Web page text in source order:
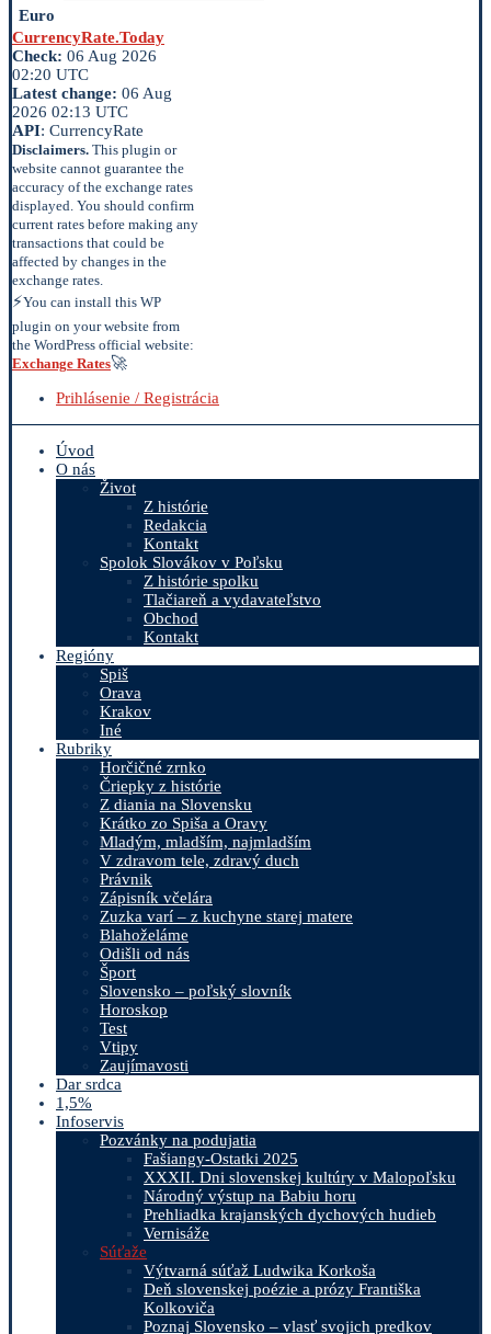
Euro
CurrencyRate.Today
Check: 06 Aug 2026
02:20 UTC
Latest change: 06 Aug
2026 02:13 UTC
API: CurrencyRate
Disclaimers. This plugin or
website cannot guarantee the
accuracy of the exchange rates
displayed. You should confirm
current rates before making any
transactions that could be
affected by changes in the
exchange rates.
⚡You can install this WP
plugin on your website from
the WordPress official website:
Exchange Rates🚀
Prihlásenie / Registrácia
Úvod
O nás
Život
Z histórie
Redakcia
Kontakt
Spolok Slovákov v Poľsku
Z histórie spolku
Tlačiareň a vydavateľstvo
Obchod
Kontakt
Regióny
Spiš
Orava
Krakov
Iné
Rubriky
Horčičné zrnko
Čriepky z histórie
Z diania na Slovensku
Krátko zo Spiša a Oravy
Mladým, mladším, najmladším
V zdravom tele, zdravý duch
Právnik
Zápisník včelára
Zuzka varí – z kuchyne starej matere
Blahoželáme
Odišli od nás
Šport
Slovensko – poľský slovník
Horoskop
Test
Vtipy
Zaujímavosti
Dar srdca
1,5%
Infoservis
Pozvánky na podujatia
Fašiangy-Ostatki 2025
XXXII. Dni slovenskej kultúry v Malopoľsku
Národný výstup na Babiu horu
Prehliadka krajanských dychových hudieb
Vernisáže
Súťaže
Výtvarná súťaž Ludwika Korkoša
Deň slovenskej poézie a prózy Františka
Kolkoviča
Poznaj Slovensko – vlasť svojich predkov